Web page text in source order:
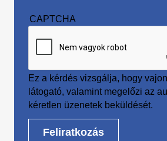
CAPTCHA
Ez a kérdés vizsgálja, hogy
látogató, valamint megelőzi az
kéretlen üzenetek beküldését.